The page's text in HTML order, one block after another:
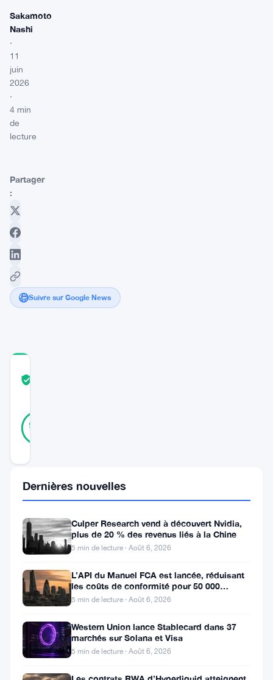
Sakamoto
Nashi
·
11
juin
2026
·
4 min
de
lecture
Partager
:
Suivre sur Google News
94
conversation
sur
les
crypto
est
dominée
par
Dernières nouvelles
Culper Research vend à découvert Nvidia,
plus de 20 % des revenus liés à la Chine
5 min de lecture · Août 6, 2026
L’API du Manuel FCA est lancée, réduisant
les coûts de conformité pour 50 000
entreprises britanniques
5 min de lecture · Août 6, 2026
Western Union lance Stablecard dans 37
marchés sur Solana et Visa
5 min de lecture · Août 6, 2026